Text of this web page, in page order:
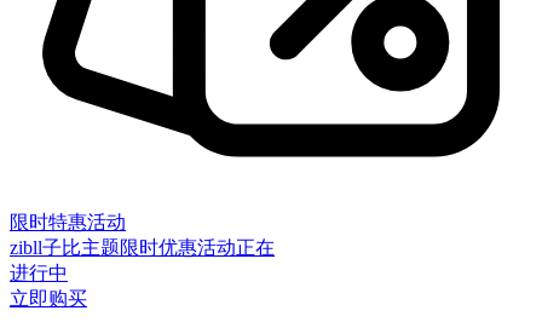
限时特惠活动
zibll子比主题限时优惠活动正在
进行中
立即购买